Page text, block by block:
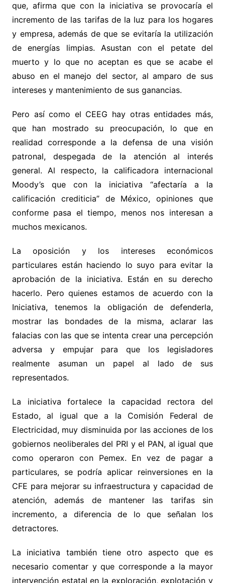
que, afirma que con la iniciativa se provocaría el
incremento de las tarifas de la luz para los hogares
y empresa, además de que se evitaría la utilización
de energías limpias. Asustan con el petate del
muerto y lo que no aceptan es que se acabe el
abuso en el manejo del sector, al amparo de sus
intereses y mantenimiento de sus ganancias.
Pero así como el CEEG hay otras entidades más,
que han mostrado su preocupación, lo que en
realidad corresponde a la defensa de una visión
patronal, despegada de la atención al interés
general. Al respecto, la calificadora internacional
Moody’s que con la iniciativa “afectaría a la
calificación crediticia” de México, opiniones que
conforme pasa el tiempo, menos nos interesan a
muchos mexicanos.
La oposición y los intereses económicos
particulares están haciendo lo suyo para evitar la
aprobación de la iniciativa. Están en su derecho
hacerlo. Pero quienes estamos de acuerdo con la
Iniciativa, tenemos la obligación de defenderla,
mostrar las bondades de la misma, aclarar las
falacias con las que se intenta crear una percepción
adversa y empujar para que los legisladores
realmente asuman un papel al lado de sus
representados.
La iniciativa fortalece la capacidad rectora del
Estado, al igual que a la Comisión Federal de
Electricidad, muy disminuida por las acciones de los
gobiernos neoliberales del PRI y el PAN, al igual que
como operaron con Pemex. En vez de pagar a
particulares, se podría aplicar reinversiones en la
CFE para mejorar su infraestructura y capacidad de
atención, además de mantener las tarifas sin
incremento, a diferencia de lo que señalan los
detractores.
La iniciativa también tiene otro aspecto que es
necesario comentar y que corresponde a la mayor
intervención estatal en la exploración, explotación y